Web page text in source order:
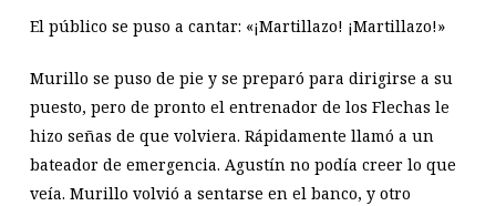
El público se puso a cantar: «¡Martillazo! ¡Martillazo!»
Murillo se puso de pie y se preparó para dirigirse a su
puesto, pero de pronto el entrenador de los Flechas le
hizo señas de que volviera. Rápidamente llamó a un
bateador de emergencia. Agustín no podía creer lo que
veía. Murillo volvió a sentarse en el banco, y otro